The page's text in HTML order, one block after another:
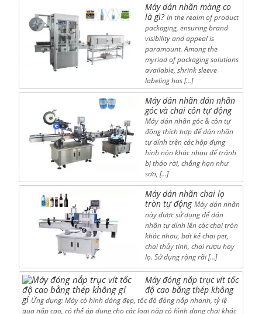
Máy dán nhãn màng co
là gì? In the realm of product
packaging, ensuring brand
visibility and appeal is
paramount. Among the
myriad of packaging solutions
available, shrink sleeve
labeling has […]
Máy dán nhãn dán nhãn
góc và chai côn tự động
Máy dán nhãn góc & côn tự
động thích hợp để dán nhãn
tự dính trên các hộp đựng
hình nón khác nhau để tránh
bị tháo rời, chẳng hạn như
sơn, […]
Máy dán nhãn chai lọ
tròn tự động Máy dán nhãn
này được sử dụng để dán
nhãn tự dính lên các chai tròn
khác nhau, bất kể chai pet,
chai thủy tinh, chai rượu hay
lọ. Sử dụng rộng rãi […]
Máy đóng nắp trục vít tốc
độ cao bằng thép không
gỉ Ứng dụng: Máy có hình dáng đẹp, tốc độ đóng nắp nhanh, tỷ lệ
qua nắp cao, có thể áp dụng cho các loại nắp có hình dạng chai khác